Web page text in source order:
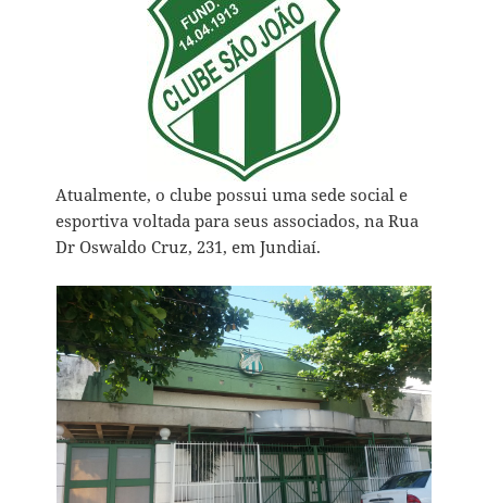
Atualmente, o clube possui uma sede social e
esportiva voltada para seus associados, naRua
Dr Oswaldo Cruz, 231, em Jundiaí.